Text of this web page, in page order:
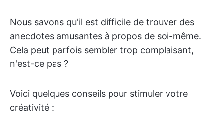
Nous savons qu'il est difficile de trouver des
anecdotes amusantes à propos de soi-même.
Cela peut parfois sembler trop complaisant,
n'est-ce pas ?
Voici quelques conseils pour stimuler votre
créativité :